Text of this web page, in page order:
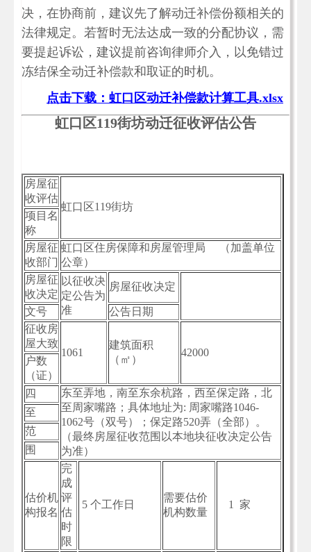
决，在协商前，建议先了解动迁补偿份额相关的
法律规定。若暂时无法达成一致的分配协议，需
要提起诉讼，建议提前咨询律师介入，以免错过
冻结保全动迁补偿款和取证的时机。
点击下载：虹口区动迁补偿款计算工具.xlsx
虹口区119街坊动迁征收评估公告
房屋征
收评估
虹口区119街坊
项目名
称
房屋征
收部门
虹口区住房保障和房屋管理局 （加盖单位
公章）
房屋征
收决定
以征收决
定公告为
准
房屋征收决定
文号
公告日期
征收房
屋大致
1061
建筑面积
（㎡）
42000
户数
（证）
四
东至弄地，南至东余杭路，西至保定路，北
至周家嘴路；具体地址为: 周家嘴路1046-
1062号（双号）；保定路520弄（全部）。
（最终房屋征收范围以本地块征收决定公告
为准）
至
范
围
估价机
构报名
完
成
评
估
时
限
5 个工作日
需要估价
机构数量
1 家